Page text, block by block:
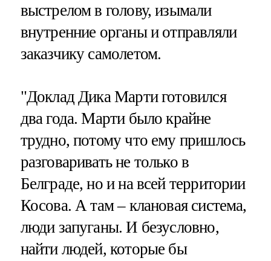
выстрелом в голову, изымали
внутренние органы и отправляли
заказчику самолетом.
"Доклад Дика Марти готовился
два года. Марти было крайне
трудно, потому что ему пришлось
разговаривать не только в
Белграде, но и на всей территории
Косова. А там – клановая система,
люди запуганы. И безусловно,
найти людей, которые бы